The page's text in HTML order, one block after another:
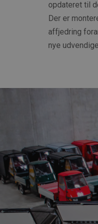
opdateret til
Der er
affjedring
nye